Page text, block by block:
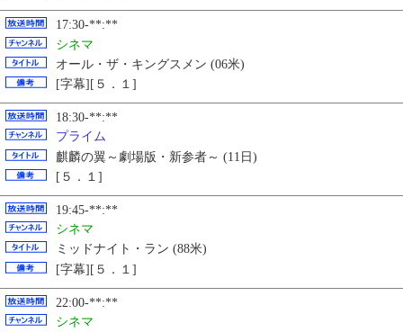
17:30-**:**
シネマ
オール・ザ・キングスメン (06米)
[字幕][５．１]
18:30-**:**
プライム
麒麟の翼～劇場版・新参者～ (11日)
[５．１]
19:45-**:**
シネマ
ミッドナイト・ラン (88米)
[字幕][５．１]
22:00-**:**
シネマ